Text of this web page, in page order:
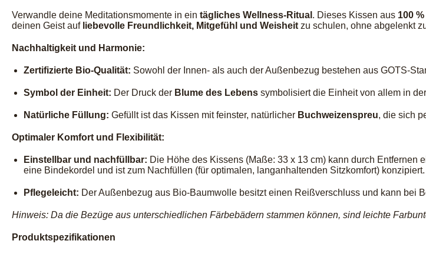
Verwandle deine Meditationsmomente in ein tägliches Wellness-Ritual . Dieses Kissen aus 100
deinen Geist auf liebevolle Freundlichkeit, Mitgefühl und Weisheit zu schulen, ohne abgelenkt
Nachhaltigkeit und Harmonie:
Zertifizierte Bio-Qualität: Sowohl der Innen- als auch der Außenbezug bestehen aus GOTS-
Symbol der Einheit: Der Druck der Blume des Lebens symbolisiert die Einheit von allem in
Natürliche Füllung: Gefüllt ist das Kissen mit feinster, natürlicher Buchweizenspreu, die sich
Optimaler Komfort und Flexibilität:
Einstellbar und nachfüllbar: Die Höhe des Kissens (Maße: 33 x 13 cm) kann durch
eine Bindekordel und ist zum Nachfüllen (für optimalen, langanhaltenden Sitzkomfort) konzipiert.
Pflegeleicht: Der Außenbezug aus Bio-Baumwolle besitzt einen Reißverschluss und kann bei
Hinweis: Da die Bezüge aus unterschiedlichen Färbebädern stammen können, sind leichte
Produktspezifikationen